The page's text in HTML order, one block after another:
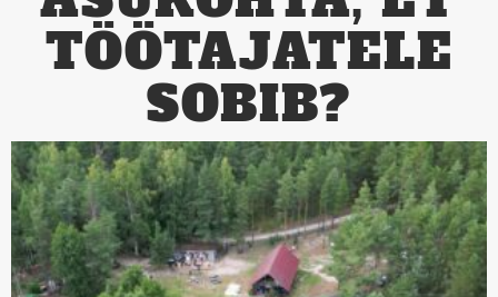
TÖÖTAJATELE
SOBIB?